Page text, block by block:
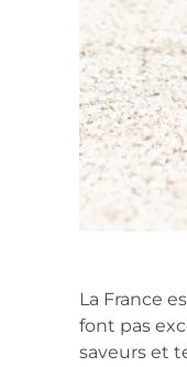
La France
font pas
saveurs et